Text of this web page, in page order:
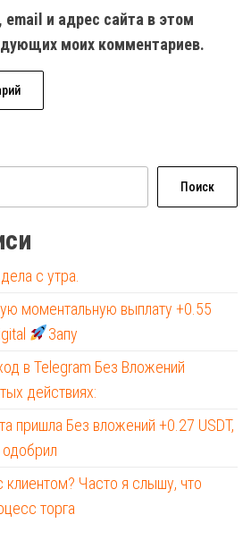
и адрес сайта в этом
моих комментариев.
Поиск
с утра.
моментальную выплату +0.55
Запу
в Telegram Без Вложений
действиях:
пришла Без вложений +0.27 USDT,
клиентом? Часто я слышу, что
торга